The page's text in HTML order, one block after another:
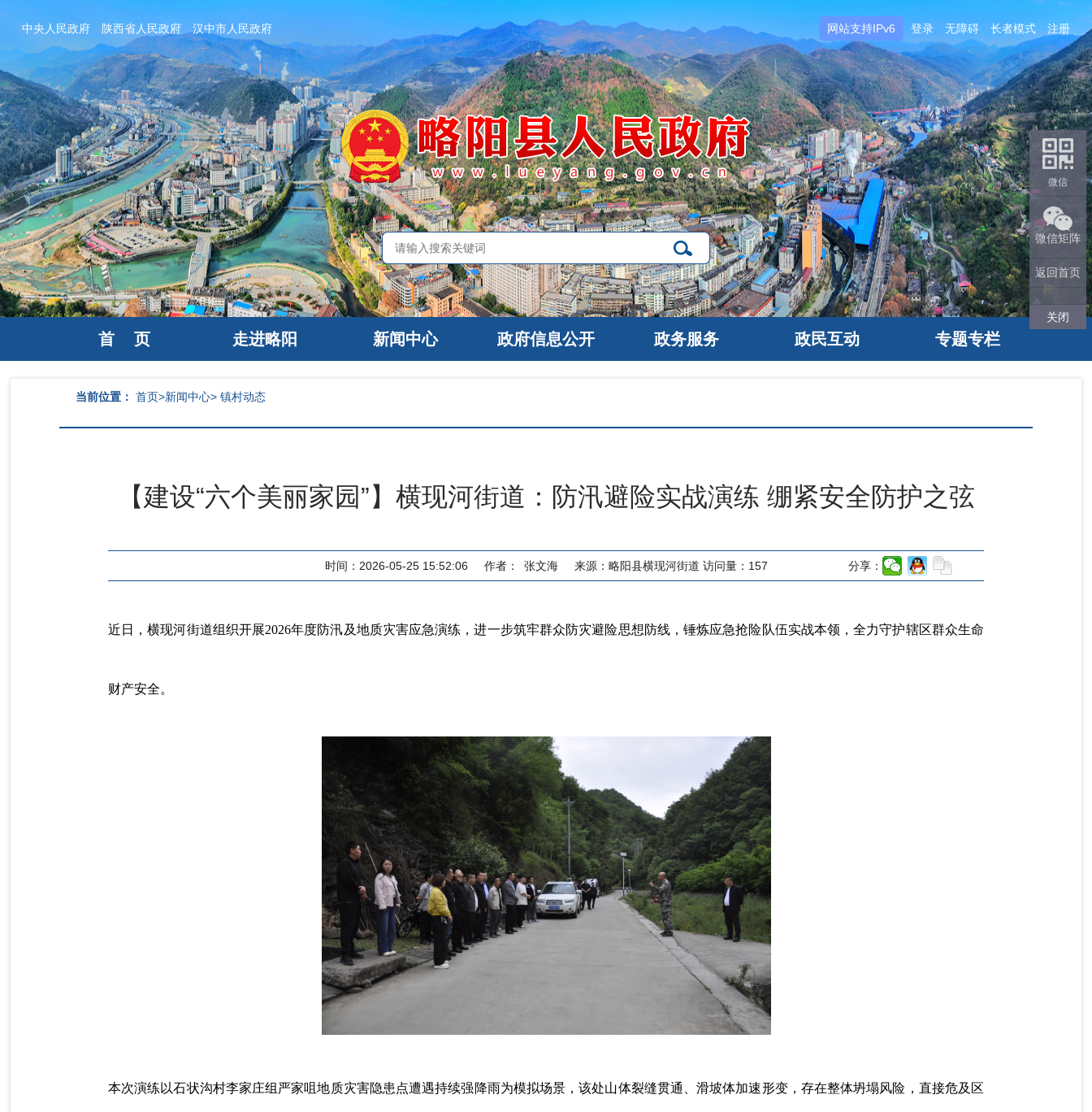
中央人民政府 陕西省人民政府 汉中市人民政府 网站支持IPv6 登录 无障碍 长者模式 注册
首 页 走进略阳 新闻中心 政府信息公开 政务服务 政民互动 专题专栏
当前位置： 首页>新闻中心> 镇村动态
【建设“六个美丽家园”】横现河街道：防汛避险实战演练 绷紧安全防护之弦
时间：2026-05-25 15:52:06 作者： 张文海 来源： 略阳县横现河街道 访问量： 157 分享：
近日，横现河街道组织开展2026年度防汛及地质灾害应急演练，进一步筑牢群众防灾避险思想防线，锤炼应急抢险队伍实战本领，全力守护辖区群众生命
财产安全。
本次演练以石状沟村李家庄组严家咀地质灾害隐患点遭遇持续强降雨为模拟场景，该处山体裂缝贯通、滑坡体加速形变，存在整体坍塌风险，直接危及区
微信
微信矩阵
返回首页
关闭